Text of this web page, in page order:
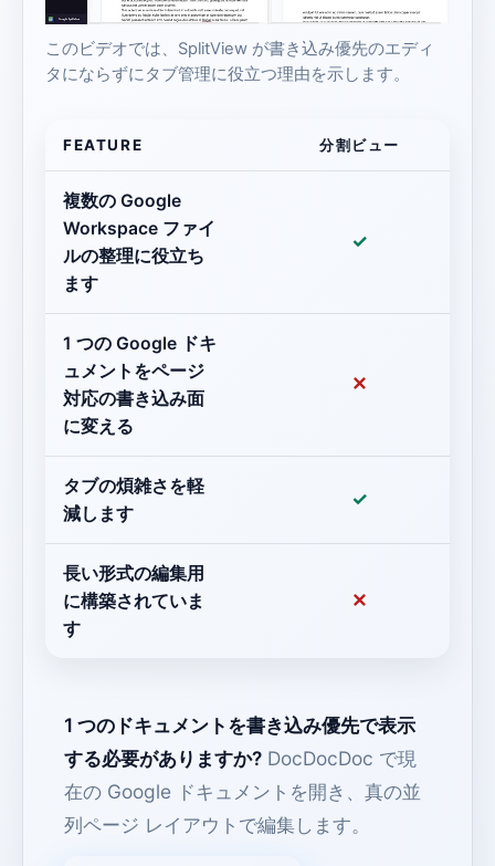
このビデオでは、SplitView が書き込み優先のエディ
タにならずにタブ管理に役立つ理由を示します。
FEATURE 分割ビュー
複数の Google
Workspace ファイ
ルの整理に役立ち
ます
✓
1 つの Google ドキ
ュメントをページ
対応の書き込み面
に変える
✕
タブの煩雑さを軽
減します
✓
長い形式の編集用
に構築されていま
す
✕
1 つのドキュメントを書き込み優先で表示
する必要がありますか? DocDocDoc で現
在の Google ドキュメントを開き、真の並
列ページ レイアウトで編集します。